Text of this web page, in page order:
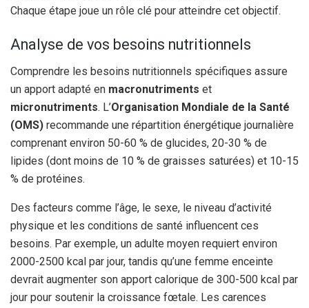
Chaque étape joue un rôle clé pour atteindre cet objectif.
Analyse de vos besoins nutritionnels
Comprendre les besoins nutritionnels spécifiques assure
un apport adapté en macronutriments et
micronutriments. L’Organisation Mondiale de la Santé
(OMS) recommande une répartition énergétique journalière
comprenant environ 50-60 % de glucides, 20-30 % de
lipides (dont moins de 10 % de graisses saturées) et 10-15
% de protéines.
Des facteurs comme l’âge, le sexe, le niveau d’activité
physique et les conditions de santé influencent ces
besoins. Par exemple, un adulte moyen requiert environ
2000-2500 kcal par jour, tandis qu’une femme enceinte
devrait augmenter son apport calorique de 300-500 kcal par
jour pour soutenir la croissance fœtale. Les carences